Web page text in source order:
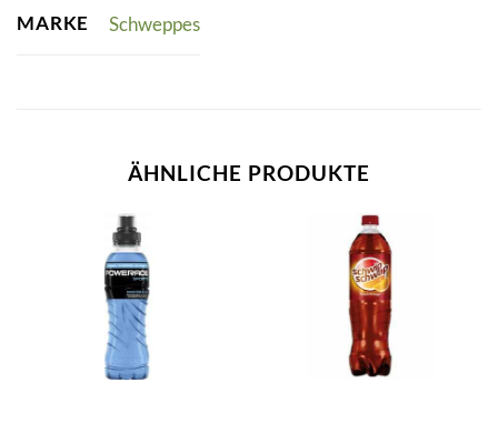
MARKE Schweppes
ÄHNLICHE PRODUKTE